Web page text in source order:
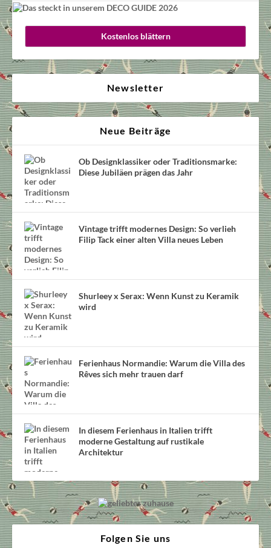
Kostenlos blättern
Newsletter
Neue Beiträge
Ob Designklassiker oder Traditionsmarke:
Diese Jubiläen prägen das Jahr
Vintage trifft modernes Design: So verlieh
Filip Tack einer alten Villa neues Leben
Shurleey x Serax: Wenn Kunst zu Keramik
wird
Ferienhaus Normandie: Warum die Villa des
Rêves sich mehr trauen darf
In diesem Ferienhaus in Italien trifft
moderne Gestaltung auf rustikale
Architektur
Folgen Sie uns